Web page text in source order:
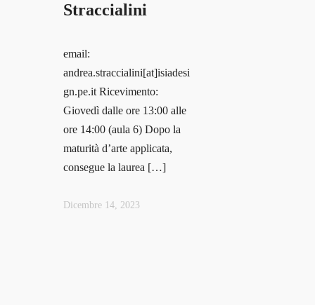
Straccialini
email:
andrea.straccialini[at]isiadesi
gn.pe.it Ricevimento:
Giovedì dalle ore 13:00 alle
ore 14:00 (aula 6) Dopo la
maturità d’arte applicata,
consegue la laurea […]
Dicembre 14, 2023